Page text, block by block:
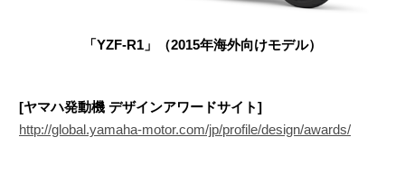
「YZF-R1」（2015年海外向けモデル）
[ヤマハ発動機 デザインアワードサイト]
http://global.yamaha-motor.com/jp/profile/design/awards/